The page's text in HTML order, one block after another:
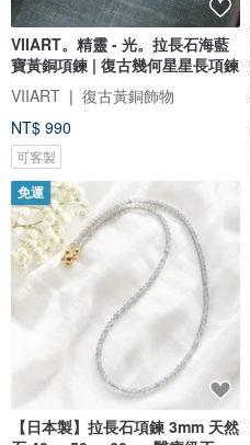
VIIART。精靈 - 光。拉長石海藍
寶黃銅項鍊 | 復古幾何星星長項鍊
VIIART ❘ 復古黃銅飾物
NT$ 990
可客製
免運
【日本製】拉長石項鍊 3mm 天然